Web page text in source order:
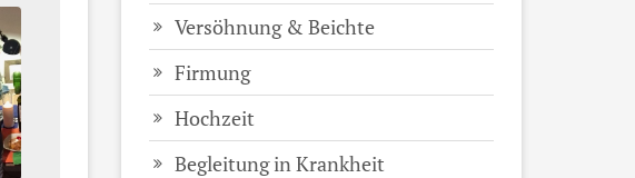
Versöhnung & Beichte
Firmung
Hochzeit
Begleitung in Krankheit